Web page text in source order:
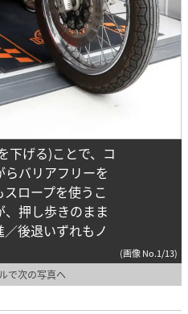
下げる)ことで、コ
バリアフリーを
ロープを使うこ
押し歩きのまま
後退いずれもノ
(画像 No.1/13)
で次の写真へ